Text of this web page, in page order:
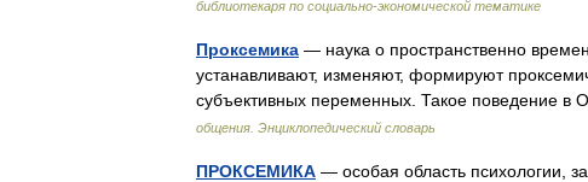
библиотекаря по социально-экономической тематике
Проксемика — наука о пространственно
устанавливают, изменяют, формируют
субъективных переменных. Такое поведение
общения. Энциклопедический словарь
ПРОКСЕМИКА — особая область психологии,